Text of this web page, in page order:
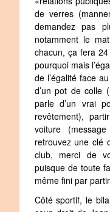
de verres
demandez pas
notamment le
chacun, ça fera
pourquoi mais
de l’égalité face
d’un pot de colle
parle d’un vrai
revêtement),
voiture
retrouvez une clé
club, merci de
puisque de toute
même fini par
Côté sportif, le